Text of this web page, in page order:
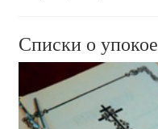
Списки о